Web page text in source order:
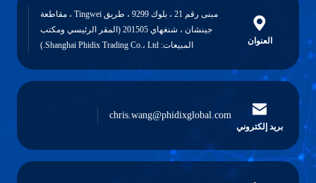
العنوان
مبنى رقم 21 ، بلوك 9299 ، طريق Tingwei ، مقاطعة
جينشان ، شنغهاي 201505 (المقر الرئيسي ومكتب
المبيعات: Shanghai Phidix Trading Co.، Ltd.)
بريد إلكتروني
chris.wang@phidixglobal.com